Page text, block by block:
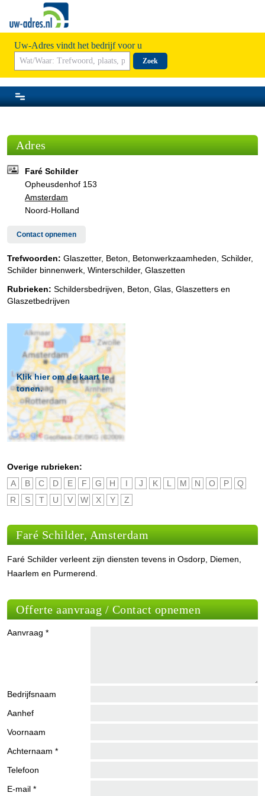
Uw-Adres vindt het bedrijf voor u
Zoek
Adres
Faré Schilder
Opheusdenhof 153
Amsterdam
Noord-Holland
Contact opnemen
Trefwoorden: Glaszetter, Beton, Betonwerkzaamheden, Schilder,
Schilder binnenwerk, Winterschilder, Glaszetten
Rubrieken: Schildersbedrijven Beton Glas Glaszetters en
Glaszetbedrijven
Klik hier om de kaart te
tonen.
Overige rubrieken:
A
B C D E F G H I J K L M N O P
Q
R
S T U V W X Y Z
Faré Schilder, Amsterdam
Faré Schilder verleent zijn diensten tevens in Osdorp, Diemen,
Haarlem en Purmerend.
Offerte aanvraag / Contact opnemen
Aanvraag *
Bedrijfsnaam
Aanhef
Voornaam
Achternaam *
Telefoon
E-mail *